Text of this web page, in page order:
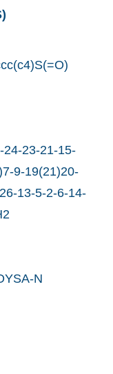
24-23-21-15-
9-19(21)20-
13-5-2-6-14-
N